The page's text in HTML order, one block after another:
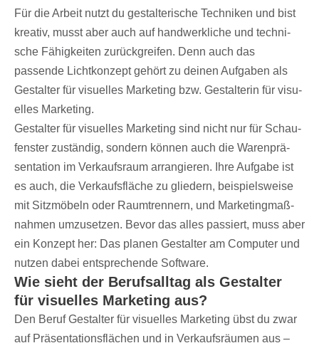
Für die Arbeit nutzt du gestal­te­ri­sche Tech­ni­ken und bist
krea­tiv, musst aber auch auf hand­werk­li­che und tech­ni­
sche Fähig­kei­ten zurück­grei­fen. Denn auch das
passende Licht­kon­zept gehört zu deinen Aufga­ben als
Gestal­ter für visu­el­les Marke­ting bzw. Gestal­te­rin für visu­
el­les Marketing.
Gestal­ter für visu­el­les Marke­ting sind nicht nur für Schau­
fens­ter zustän­dig, sondern können auch die Waren­prä­
sen­ta­tion im Verkaufs­raum arran­gie­ren. Ihre Aufgabe ist
es auch, die Verkaufs­flä­che zu glie­dern, beispiels­weise
mit Sitz­mö­beln oder Raum­tren­nern, und Marke­ting­maß­
nah­men umzu­set­zen. Bevor das alles passiert, muss aber
ein Konzept her: Das planen Gestal­ter am Compu­ter und
nutzen dabei entspre­chende Software.
Wie sieht der Berufs­all­tag als Gestal­ter
für visu­el­les Marke­ting aus?
Den Beruf Gestal­ter für visu­el­les Marke­ting übst du zwar
auf Präsen­ta­ti­ons­flä­chen und in Verkaufs­räu­men aus –